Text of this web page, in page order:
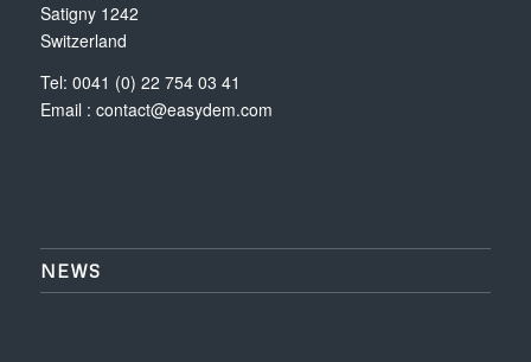
Satigny 1242
Switzerland
Tel: 0041 (0) 22 754 03 41
Email : contact@easydem.com
NEWS